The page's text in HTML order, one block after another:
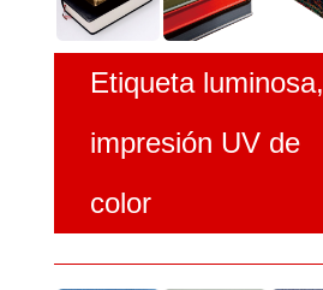
Etiqueta luminosa,
impresión UV de
color